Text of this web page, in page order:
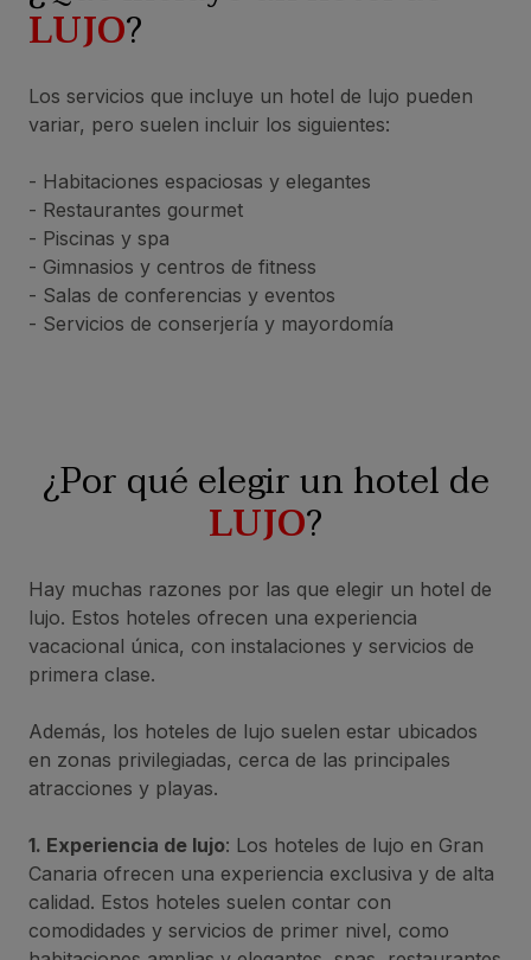
LUJO?
Los servicios que incluye un hotel de lujo pueden
variar, pero suelen incluir los siguientes:
- Habitaciones espaciosas y elegantes
- Restaurantes gourmet
- Piscinas y spa
- Gimnasios y centros de fitness
- Salas de conferencias y eventos
- Servicios de conserjería y mayordomía
¿Por qué elegir un hotel de
LUJO?
Hay muchas razones por las que elegir un hotel de
lujo. Estos hoteles ofrecen una experiencia
vacacional única, con instalaciones y servicios de
primera clase.
Además, los hoteles de lujo suelen estar ubicados
en zonas privilegiadas, cerca de las principales
atracciones y playas.
1. Experiencia de lujo: Los hoteles de lujo en Gran
Canaria ofrecen una experiencia exclusiva y de alta
calidad. Estos hoteles suelen contar con
comodidades y servicios de primer nivel, como